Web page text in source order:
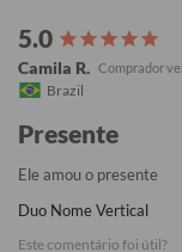
Camila R.
Brazil
Presente
Ele amou o presente
Duo Nome Vertical
Este comentário foi útil?